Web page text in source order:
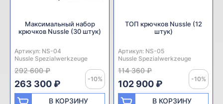
Максимальный набор
крючков Nussle (30 штук)
Артикул: NS-04
Производитель:
Nussle Spezialwerkzeuge
292 600 ₽
-10%
263 300 ₽
В КОРЗИНУ
ТОП крючков Nussle (12
штук)
Артикул: NS-05
Производитель:
Nussle Spezialwerkzeuge
114 360 ₽
-10%
102 900 ₽
В КОРЗИНУ